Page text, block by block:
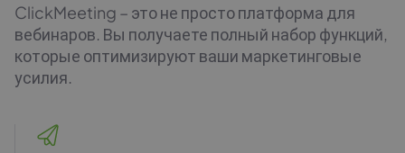
ClickMeeting – это не просто платформа для
вебинаров. Вы получаете полный набор функций,
которые оптимизируют ваши маркетинговые
усилия.